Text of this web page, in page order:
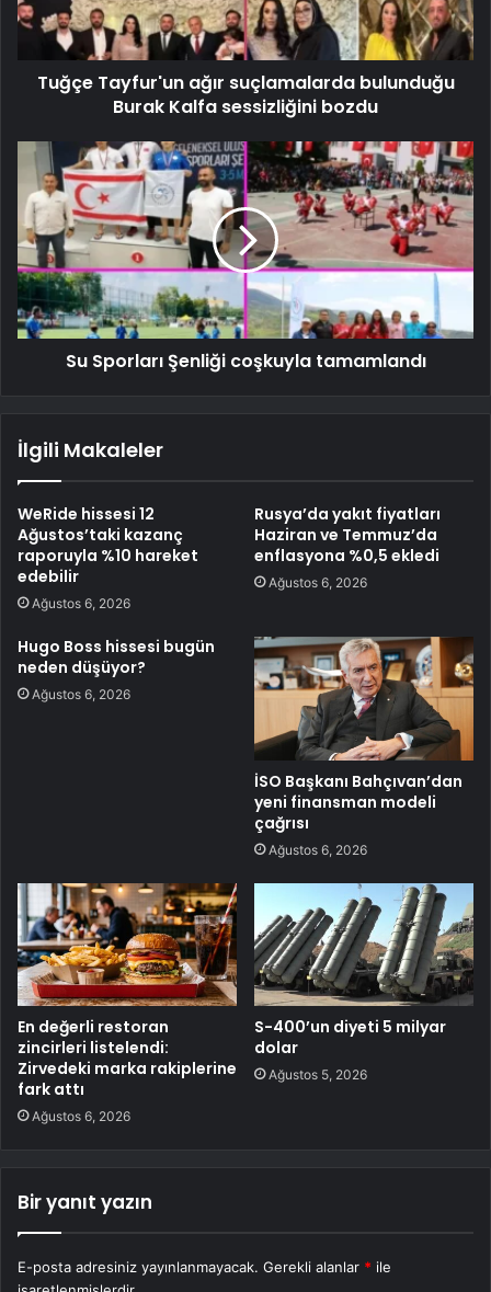
Tuğçe Tayfur'un ağır suçlamalarda bulunduğu
Burak Kalfa sessizliğini bozdu
Su Sporları Şenliği coşkuyla tamamlandı
İlgili Makaleler
WeRide hissesi 12
Ağustos’taki kazanç
raporuyla %10 hareket
edebilir
Ağustos 6, 2026
Rusya’da yakıt fiyatları
Haziran ve Temmuz’da
enflasyona %0,5 ekledi
Ağustos 6, 2026
Hugo Boss hissesi bugün
neden düşüyor?
Ağustos 6, 2026
İSO Başkanı Bahçıvan’dan
yeni finansman modeli
çağrısı
Ağustos 6, 2026
En değerli restoran
zincirleri listelendi:
Zirvedeki marka rakiplerine
fark attı
Ağustos 6, 2026
S-400’un diyeti 5 milyar
dolar
Ağustos 5, 2026
Bir yanıt yazın
E-posta adresiniz yayınlanmayacak. Gerekli alanlar * ile